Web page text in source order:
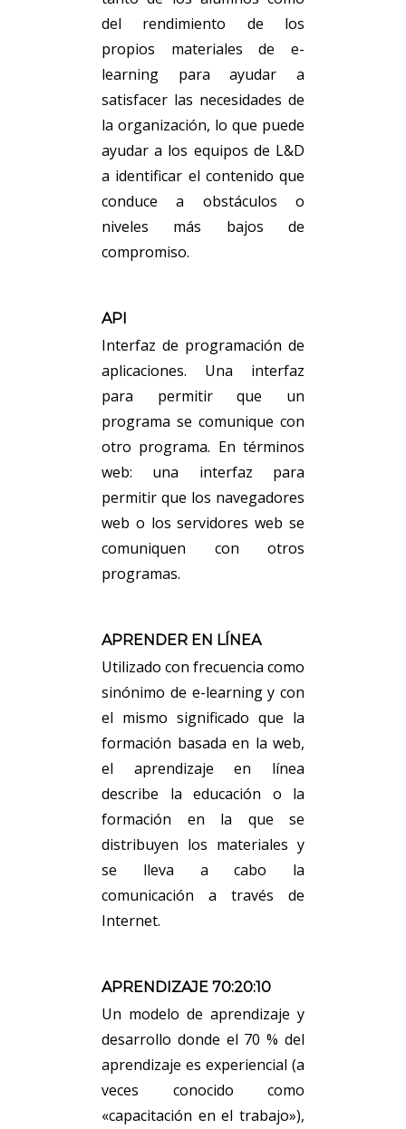
del rendimiento de los
propios materiales de e-
learning para ayudar a
satisfacer las necesidades de
la organización, lo que puede
ayudar a los equipos de L&D
a identificar el contenido que
conduce a obstáculos o
niveles más bajos de
compromiso.
API
Interfaz de programación de
aplicaciones. Una interfaz
para permitir que un
programa se comunique con
otro programa. En términos
web: una interfaz para
permitir que los navegadores
web o los servidores web se
comuniquen con otros
programas.
APRENDER EN LÍNEA
Utilizado con frecuencia como
sinónimo de e-learning y con
el mismo significado que la
formación basada en la web,
el aprendizaje en línea
describe la educación o la
formación en la que se
distribuyen los materiales y
se lleva a cabo la
comunicación a través de
Internet.
APRENDIZAJE 70:20:10
Un modelo de aprendizaje y
desarrollo donde el 70 % del
aprendizaje es experiencial (a
veces conocido como
«capacitación en el trabajo»),